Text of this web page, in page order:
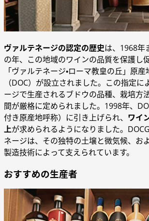
ヴァルテネージの認定の歴史は、1968年
の年、この地域のワインの品質を保護し
「ヴァルテネージ・ローマ教皇の丘」原
（DOC）が設立されました。この指定に
ージで生産されるブドウの品種、栽培方
間が厳格に定められました。1998年、
付き原産地呼称）に引き上げられ、 ワイ
上が求められるようになりました。
ネージは、その独特の土壌と微気候、お
製造技術によって支えられています。
おすすめの生産者